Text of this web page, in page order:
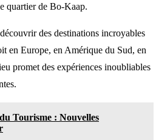
quartier de Bo-Kaap.
des destinations incroyables
en Europe, en Amérique du Sud, en
promet des expériences inoubliables
Tourisme : Nouvelles